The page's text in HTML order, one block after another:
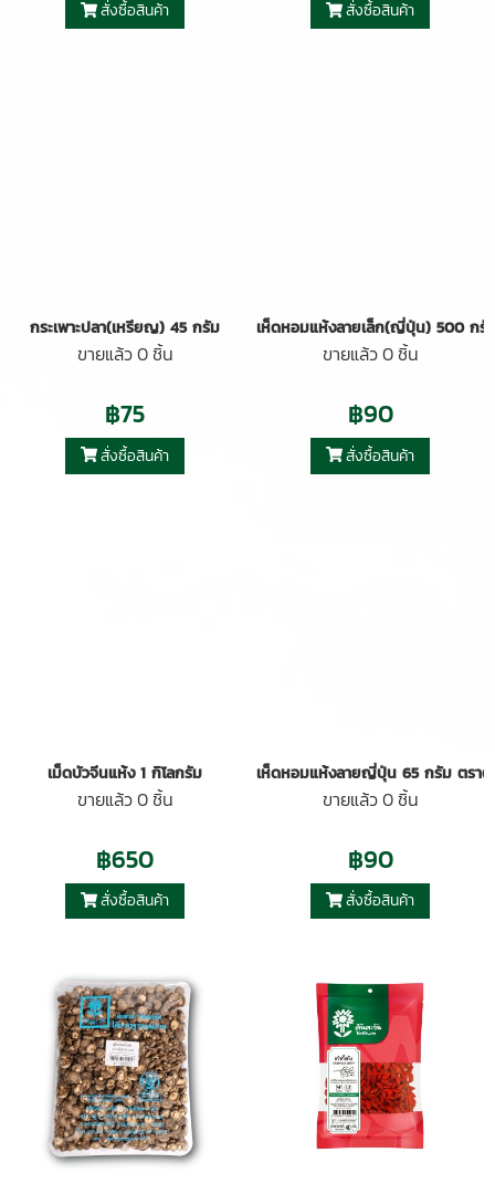
สั่งซื้อสินค้า สั่งซื้อสินค้า
กระเพาะปลา(เหรียญ) 45 กรัม
ขายแล้ว 0 ชิ้น
฿75
สั่งซื้อสินค้า
เห็ดหอมแห้งลายเล็ก(ญี่ปุ่น) 500 กรั
ขายแล้ว 0 ชิ้น
฿90
สั่งซื้อสินค้า
เม็ดบัวจีนแห้ง 1 กิโลกรัม
ขายแล้ว 0 ชิ้น
฿650
สั่งซื้อสินค้า
เห็ดหอมแห้งลายญี่ปุ่น 65 กรัม ตราต้
ขายแล้ว 0 ชิ้น
฿90
สั่งซื้อสินค้า